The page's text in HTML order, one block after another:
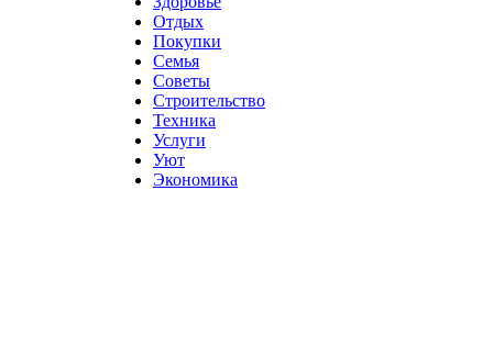
Отдых
Покупки
Семья
Советы
Строительство
Техника
Услуги
Уют
Экономика